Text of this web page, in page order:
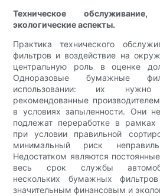
Техническое
экологические аспекты.
Практика технического
фильтров и воздействие на
центральную роль в оценке
Одноразовые бумажные
использовании: их
рекомендованные
в условиях запыленности. Они
подлежат переработке в
при условии правильной
минимальный риск
Недостатком являются
весь срок службы
нескольких бумажных
значительным финансовым и